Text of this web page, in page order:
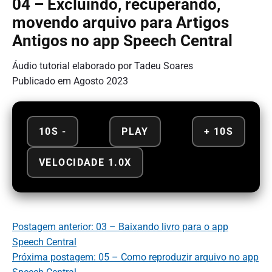
04 – Excluindo, recuperando,
movendo arquivo para Artigos
Antigos no app Speech Central
Áudio tutorial elaborado por Tadeu Soares
Publicado em Agosto 2023
10S - PLAY + 10S
VELOCIDADE 1.0X
Postagem anterior: 03 – Baixando livro para o app
Speech Central
Próxima postagem: 05 – Como reproduzir arquivo no app